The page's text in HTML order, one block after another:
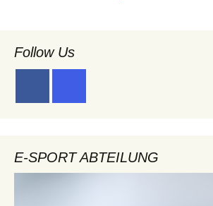
Follow Us
E-SPORT ABTEILUNG